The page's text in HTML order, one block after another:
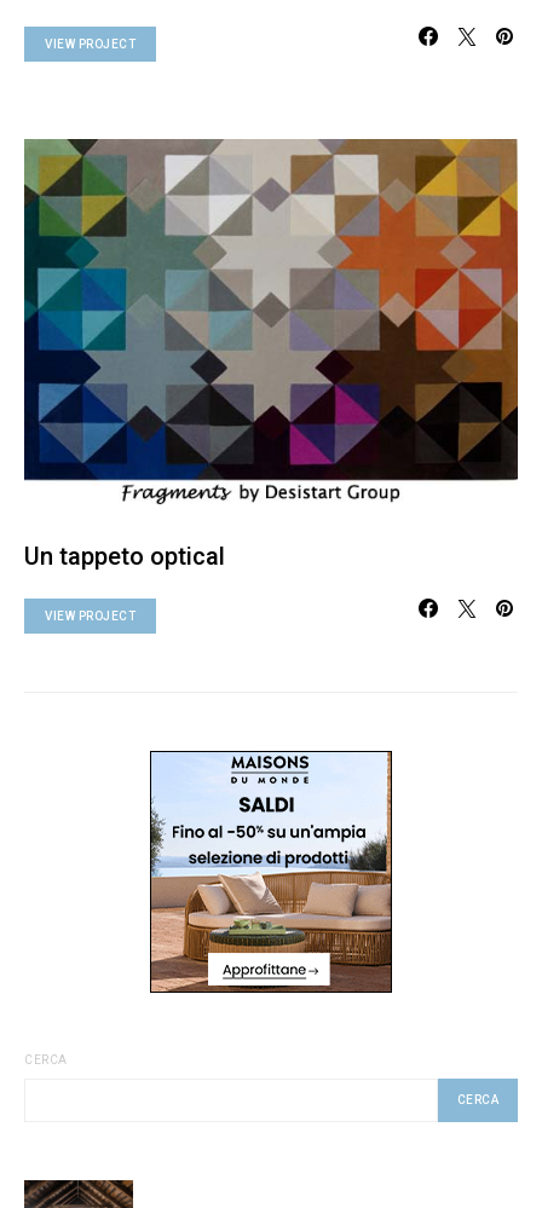
VIEW PROJECT
Un tappeto optical
VIEW PROJECT
CERCA
CERCA